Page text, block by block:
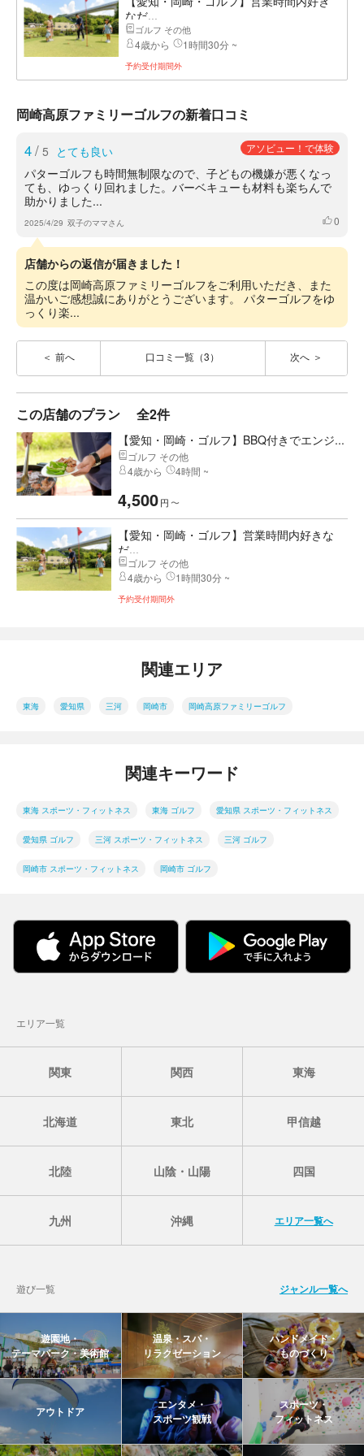
なだ...
ゴルフ その他
4歳から 1時間30分 ~
予約受付期間外
岡崎高原ファミリーゴルフの新着口コミ
4/ 5 とても良い アソビュー！で体験
パターゴルフも時間無制限なので、子どもの機嫌が悪くなっ
ても、ゆっくり回れました。バーベキューも材料も楽ちんで
助かりました...
2025/4/29 双子のママさん いいね
0
店舗からの返信が届きました！
この度は岡崎高原ファミリーゴルフをご利用いただき、また
温かいご感想誠にありがとうございます。 パターゴルフをゆ
っくり楽...
前へ 口コミ一覧（3） 次へ
この店舗のプラン 全2件
【愛知・岡崎・ゴルフ】BBQ付きでエンジ...
ゴルフ その他
4歳から
4時間 ~
4,500円 〜
【愛知・岡崎・ゴルフ】営業時間内好きな
だ...
ゴルフ その他
4歳から
1時間30分 ~
予約受付期間外
関連エリア
東海 愛知県 三河 岡崎市 岡崎高原ファミリーゴルフ
関連キーワード
東海 スポーツ・フィットネス 東海 ゴルフ 愛知県 スポーツ・フィットネス
愛知県 ゴルフ 三河 スポーツ・フィットネス 三河 ゴルフ
岡崎市 スポーツ・フィットネス 岡崎市 ゴルフ
エリア一覧
関東 関西 東海
北海道 東北 甲信越
北陸 山陰・山陽 四国
九州 沖縄 エリア一覧へ
遊び一覧 ジャンル一覧へ
遊園地・
テーマパーク・美術館
温泉・スパ・
リラクゼーション
ハンドメイド・
ものづくり
アウトドア
エンタメ・
スポーツ観戦
スポーツ・
フィットネス